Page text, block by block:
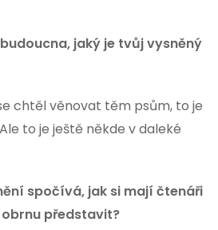
jaký je tvůj vysněný
chtěl věnovat těm psům, to je
to je ještě někde v daleké
spočívá, jak si mají čtenáři
představit?